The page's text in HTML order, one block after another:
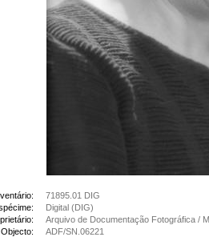
71895.01 DIG
Digital (DIG)
Arquivo de Documentação Fotográfica /
ADF/SN.06221